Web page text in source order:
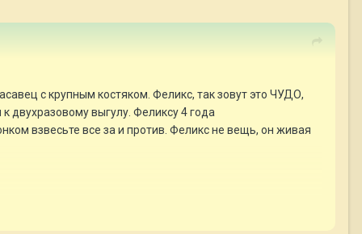
с крупным костяком. Феликс, так зовут это ЧУДО,
двухразовому выгулу. Феликсу 4 года
взвесьте все за и против. Феликс не вещь, он живая